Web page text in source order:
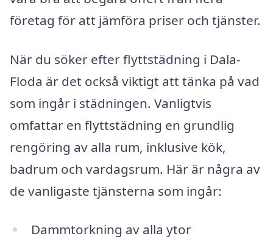
företag för att jämföra priser och tjänster.
När du söker efter flyttstädning i Dala-
Floda är det också viktigt att tänka på vad
som ingår i städningen. Vanligtvis
omfattar en flyttstädning en grundlig
rengöring av alla rum, inklusive kök,
badrum och vardagsrum. Här är några av
de vanligaste tjänsterna som ingår:
Dammtorkning av alla ytor